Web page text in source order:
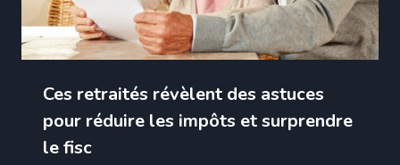
Ces retraités révèlent des astuces
pour réduire les impôts et surprendre
le fisc